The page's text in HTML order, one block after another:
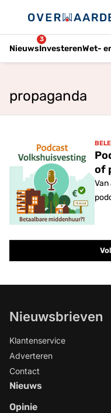
Nieuws
3
InvesterenWet-
propaganda
of
Nieuwsbrieven
Klantenservice
Adverteren
Contact
Nieuws
Opinie